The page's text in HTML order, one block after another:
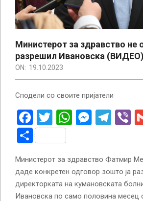
Министерот за здравство не
разрешил Ивановска (ВИДЕО)
ON: 19.10.2023
Сподели со своите пријатели
Facebook
Twitter
WhatsApp
Share
Министерот за здравство Фатмир
даде конкретен одговор зошто ја
директорката на кумановската
Ивановска по само половина месец